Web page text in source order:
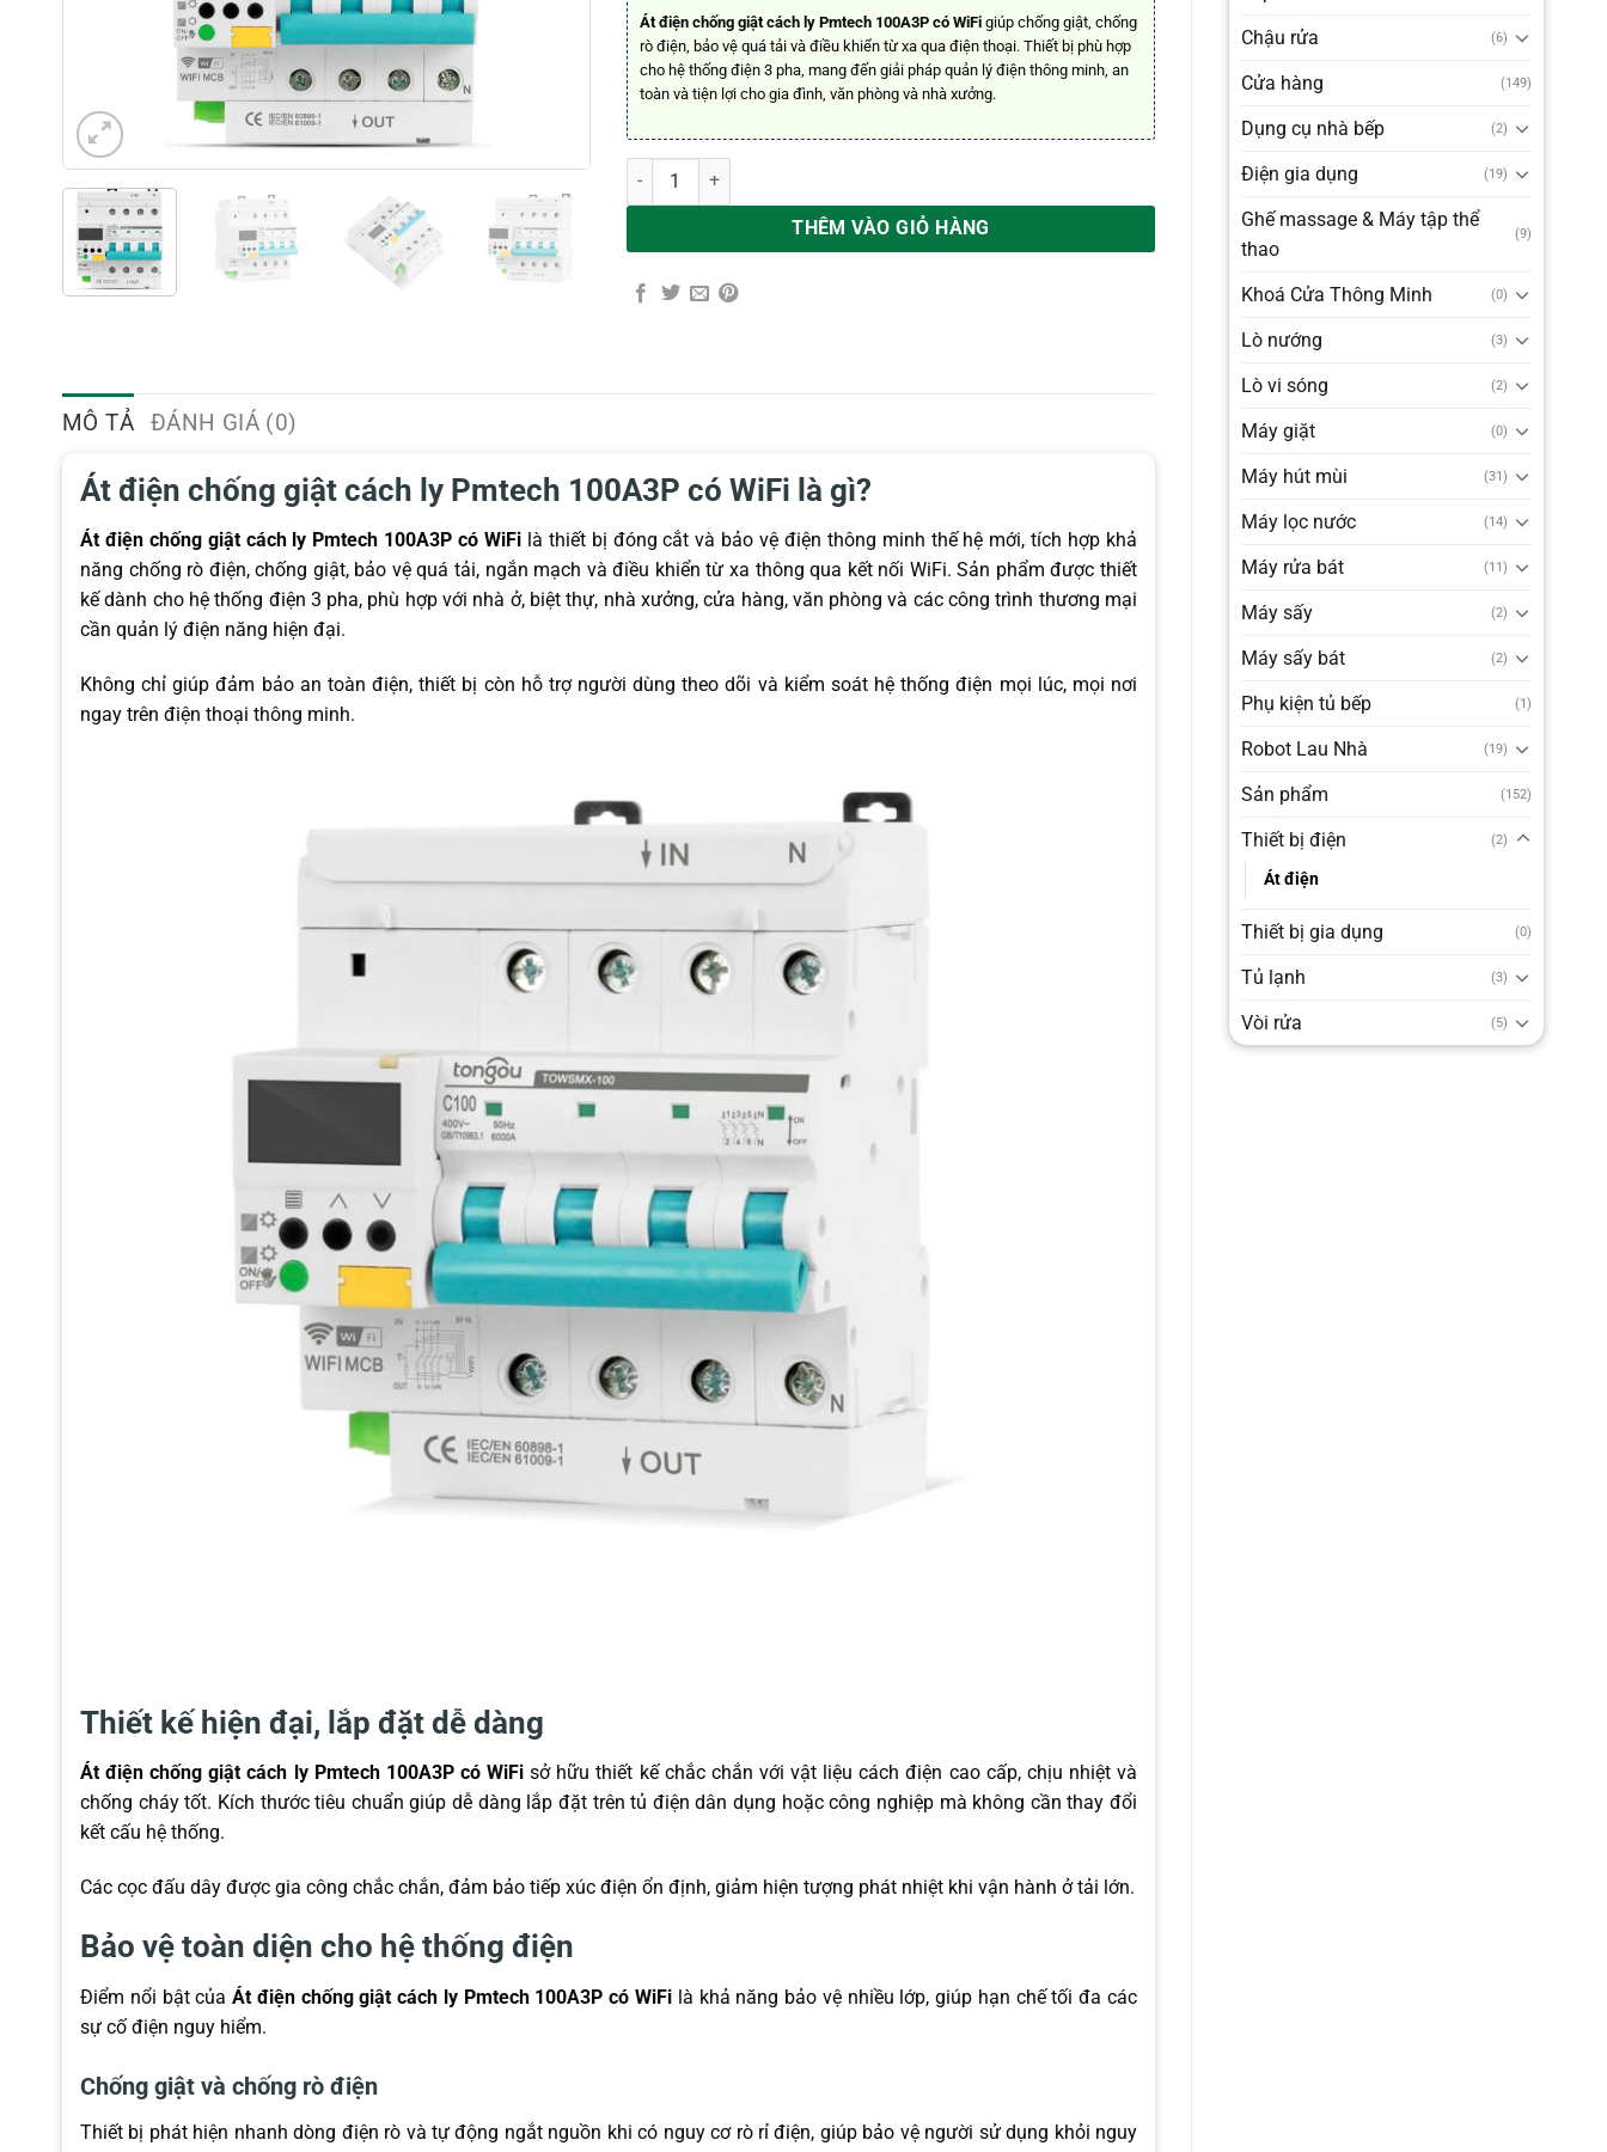
Chậu rửa (6)
Cửa hàng (149)
Dụng cụ nhà bếp (2)
Điện gia dụng (19)
Ghế massage & Máy tập thể
thao
(9)
Khoá Cửa Thông Minh (0)
Lò nướng (3)
Lò vi sóng (2)
Máy giặt (0)
Máy hút mùi (31)
Máy lọc nước (14)
Máy rửa bát (11)
Máy sấy (2)
Máy sấy bát (2)
Phụ kiện tủ bếp (1)
Robot Lau Nhà (19)
Sản phẩm (152)
Thiết bị điện (2)
Át điện
Thiết bị gia dụng (0)
Tủ lạnh (3)
Vòi rửa (5)
Át điện chống giật cách ly Pmtech 100A3P có WiFi giúp chống giật, chống
rò điện, bảo vệ quá tải và điều khiển từ xa qua điện thoại. Thiết bị phù hợp
cho hệ thống điện 3 pha, mang đến giải pháp quản lý điện thông minh, an
toàn và tiện lợi cho gia đình, văn phòng và nhà xưởng.
Át điện chống giật cách ly Pmtech 100A3P có WiFi số lượng
THÊM VÀO GIỎ HÀNG
MÔ TẢ ĐÁNH GIÁ (0)
Át điện chống giật cách ly Pmtech 100A3P có WiFi là gì?
Át điện chống giật cách ly Pmtech 100A3P có WiFilà thiết bị đóng cắt và bảo vệ điện thông minh thế hệ mới, tích hợp khả
năng chống rò điện, chống giật, bảo vệ quá tải, ngắn mạch và điều khiển từ xa thông qua kết nối WiFi. Sản phẩm được thiết
kế dành cho hệ thống điện 3 pha, phù hợp với nhà ở, biệt thự, nhà xưởng, cửa hàng, văn phòng và các công trình thương mại
cần quản lý điện năng hiện đại.
Không chỉ giúp đảm bảo an toàn điện, thiết bị còn hỗ trợ người dùng theo dõi và kiểm soát hệ thống điện mọi lúc, mọi nơi
ngay trên điện thoại thông minh.
Thiết kế hiện đại, lắp đặt dễ dàng
Át điện chống giật cách ly Pmtech 100A3P có WiFi sở hữu thiết kế chắc chắn với vật liệu cách điện cao cấp, chịu nhiệt và
chống cháy tốt. Kích thước tiêu chuẩn giúp dễ dàng lắp đặt trên tủ điện dân dụng hoặc công nghiệp mà không cần thay đổi
kết cấu hệ thống.
Các cọc đấu dây được gia công chắc chắn, đảm bảo tiếp xúc điện ổn định, giảm hiện tượng phát nhiệt khi vận hành ở tải lớn.
Bảo vệ toàn diện cho hệ thống điện
Điểm nổi bật củaÁt điện chống giật cách ly Pmtech 100A3P có WiFi là khả năng bảo vệ nhiều lớp, giúp hạn chế tối đa các
sự cố điện nguy hiểm.
Chống giật và chống rò điện
Thiết bị phát hiện nhanh dòng điện rò và tự động ngắt nguồn khi có nguy cơ rò rỉ điện, giúp bảo vệ người sử dụng khỏi nguy